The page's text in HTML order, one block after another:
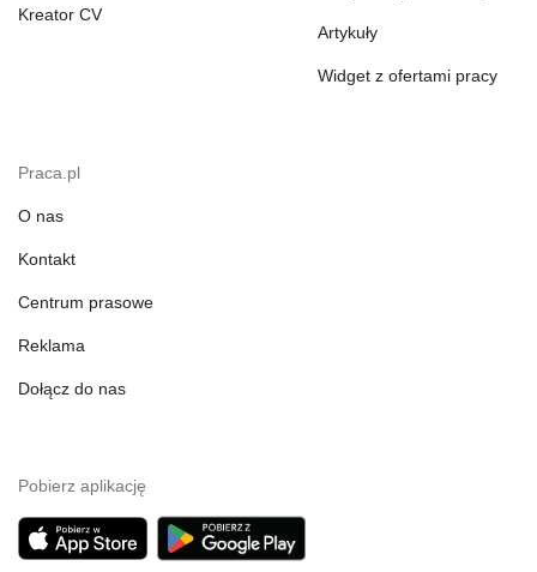
Kreator CV
Artykuły
Widget z ofertami pracy
Praca.pl
O nas
Kontakt
Centrum prasowe
Reklama
Dołącz do nas
Pobierz aplikację